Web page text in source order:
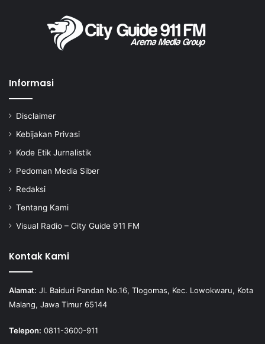
Informasi
Disclaimer
Kebijakan Privasi
Kode Etik Jurnalistik
Pedoman Media Siber
Redaksi
Tentang Kami
Visual Radio – City Guide 911 FM
Kontak Kami
Alamat: Jl. Baiduri Pandan No.16, Tlogomas, Kec. Lowokwaru, Kota
Malang, Jawa Timur 65144
Telepon: 0811-3600-911